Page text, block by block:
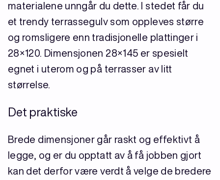
materialene unngår du dette. I stedet får du
et trendy terrassegulv som oppleves større
og romsligere enn tradisjonelle plattinger i
28×120. Dimensjonen 28×145 er spesielt
egnet i uterom og på terrasser av litt
størrelse.
Det praktiske
Brede dimensjoner går raskt og effektivt å
legge, og er du opptatt av å få jobben gjort
kan det derfor være verdt å velge de bredere